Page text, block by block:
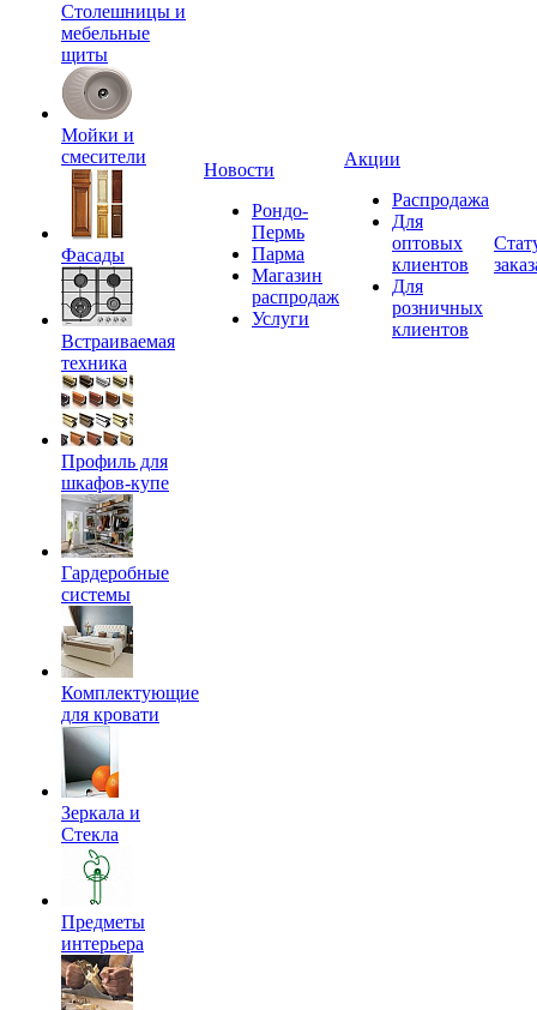
Столешницы и
мебельные
щиты
Мойки и
смесители
Фасады
Встраиваемая
техника
Профиль для
шкафов-купе
Гардеробные
системы
Комплектующие
для кровати
Зеркала и
Стекла
Предметы
интерьера
Новости
Рондо-
Пермь
Парма
Магазин
распродаж
Услуги
Акции
Распродажа
Для
оптовых
клиентов
Для
розничных
клиентов